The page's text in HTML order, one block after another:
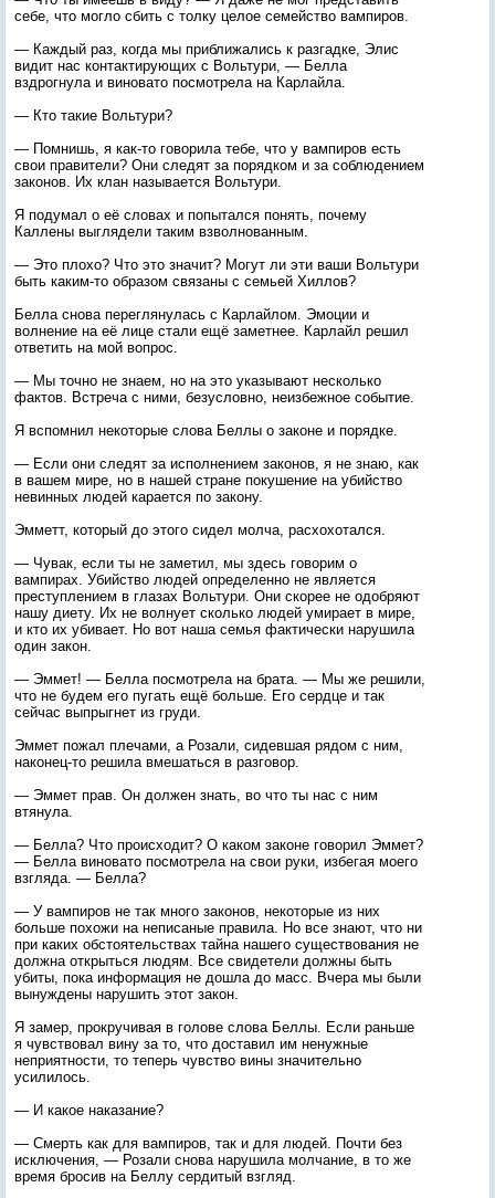
себе, что могло сбить с толку целое семейство вампиров.
— Каждый раз, когда мы приближались к разгадке, Элис
видит нас контактирующих с Вольтури, — Белла
вздрогнула и виновато посмотрела на Карлайла.
— Кто такие Вольтури?
— Помнишь, я как-то говорила тебе, что у вампиров есть
свои правители? Они следят за порядком и за соблюдением
законов. Их клан называется Вольтури.
Я подумал о её словах и попытался понять, почему
Каллены выглядели таким взволнованным.
— Это плохо? Что это значит? Могут ли эти ваши Вольтури
быть каким-то образом связаны с семьей Хиллов?
Белла снова переглянулась с Карлайлом. Эмоции и
волнение на её лице стали ещё заметнее. Карлайл решил
ответить на мой вопрос.
— Мы точно не знаем, но на это указывают несколько
фактов. Встреча с ними, безусловно, неизбежное событие.
Я вспомнил некоторые слова Беллы о законе и порядке.
— Если они следят за исполнением законов, я не знаю, как
в вашем мире, но в нашей стране покушение на убийство
невинных людей карается по закону.
Эмметт, который до этого сидел молча, расхохотался.
— Чувак, если ты не заметил, мы здесь говорим о
вампирах. Убийство людей определенно не является
преступлением в глазах Вольтури. Они скорее не одобряют
нашу диету. Их не волнует сколько людей умирает в мире,
и кто их убивает. Но вот наша семья фактически нарушила
один закон.
— Эммет! — Белла посмотрела на брата. — Мы же решили,
что не будем его пугать ещё больше. Его сердце и так
сейчас выпрыгнет из груди.
Эммет пожал плечами, а Розали, сидевшая рядом с ним,
наконец-то решила вмешаться в разговор.
— Эммет прав. Он должен знать, во что ты нас с ним
втянула.
— Белла? Что происходит? О каком законе говорил Эммет?
— Белла виновато посмотрела на свои руки, избегая моего
взгляда. — Белла?
— У вампиров не так много законов, некоторые из них
больше похожи на неписаные правила. Но все знают, что ни
при каких обстоятельствах тайна нашего существования не
должна открыться людям. Все свидетели должны быть
убиты, пока информация не дошла до масс. Вчера мы были
вынуждены нарушить этот закон.
Я замер, прокручивая в голове слова Беллы. Если раньше
я чувствовал вину за то, что доставил им ненужные
неприятности, то теперь чувство вины значительно
усилилось.
— И какое наказание?
— Смерть как для вампиров, так и для людей. Почти без
исключения, — Розали снова нарушила молчание, в то же
время бросив на Беллу сердитый взгляд.